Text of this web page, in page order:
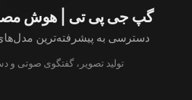
گپ جی پی تی | هوش
دسترسی به پیشرفته‌ترین
تولید تصویر، گفتگوی صوتی و